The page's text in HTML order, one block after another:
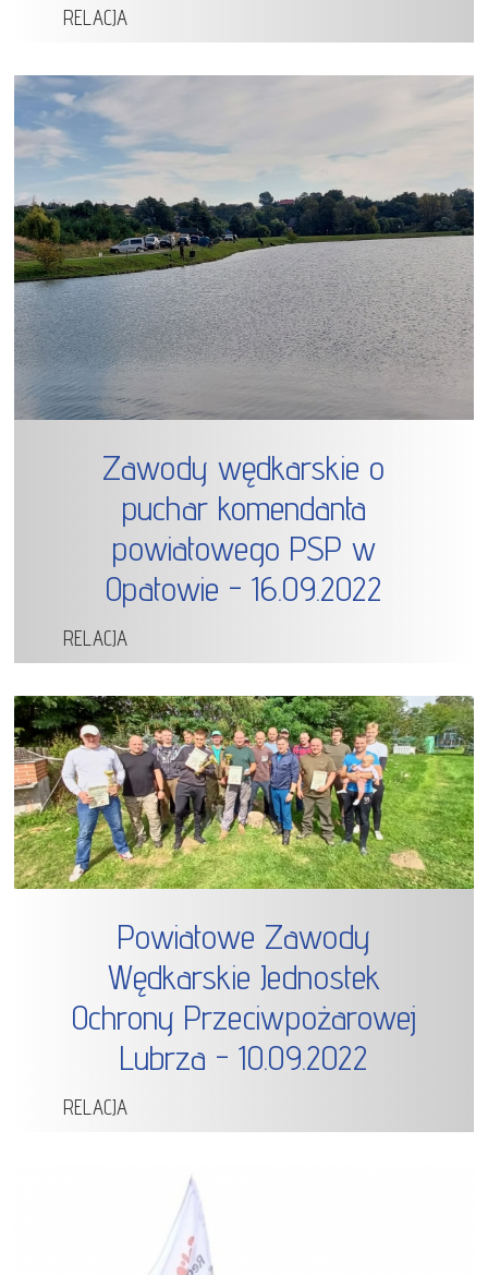
RELACJA
Zawody wędkarskie o
puchar komendanta
powiatowego PSP w
Opatowie - 16.09.2022
RELACJA
Powiatowe Zawody
Wędkarskie Jednostek
Ochrony Przeciwpożarowej
Lubrza - 10.09.2022
RELACJA